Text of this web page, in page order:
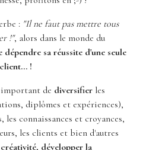
: "Il ne faut pas mettre tous
!", alors dans le monde du
sa réussite d'une seule
!
de diversifierles
diplômes et expériences),
les connaissances et croyances,
les clients et bien d'autres
développer la